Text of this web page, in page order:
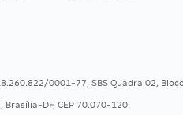
0001-77, SBS Quadra 02,
Brasília-DF, CEP 70.070-120.